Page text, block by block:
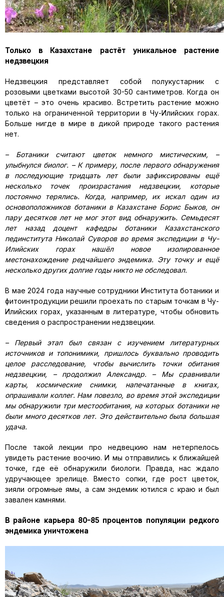
Только в Казахстане растёт уникальное растение
недзвецкия
Недзвецкия представляет собой полукустарник с
розовыми цветками высотой 30-50 сантиметров. Когда он
цветёт – это очень красиво. Встретить растение можно
только на ограниченной территории в Чу-Илийских горах.
Больше нигде в мире в дикой природе такого растения
нет.
– Ботаники считают цветок немного мистическим, –
улыбнулся биолог. – К примеру, после первого обнаружения
в последующие тридцать лет были зафиксированы ещё
несколько точек произрастания недзвецкии, которые
постоянно терялись. Когда, например, их искал один из
основоположников ботаники в Казахстане Борис Быков, он
пару десятков лет не мог этот вид обнаружить. Семьдесят
лет назад доцент кафедры ботаники Казахстанского
пединститута Николай Суворов во время экспедиции в Чу-
Илийских горах нашёл новое изолированное
местонахождение редчайшего эндемика. Эту точку и ещё
несколько других долгие годы никто не обследовал.
В мае 2024 года научные сотрудники Института ботаники и
фитоинтродукции решили проехать по старым точкам в Чу-
Илийских горах, указанным в литературе, чтобы обновить
сведения о распространении недзвецкии.
– Первый этап был связан с изучением литературных
источников и топонимики, пришлось буквально проводить
целое расследование, чтобы вычислить точки обитания
недзвецкии, – продолжил Александр. – Мы сравнивали
карты, космические снимки, напечатанные в книгах,
опрашивали коллег. Нам повезло, во время этой экспедиции
мы обнаружили три местообитания, на которых ботаники не
были много десятков лет. Это действительно была большая
удача.
После такой лекции про недвецкию нам нетерпелось
увидеть растение воочию. И мы отправились к ближайшей
точке, где её обнаружили биологи. Правда, нас ждало
удручающее зрелище. Вместо сопки, где рост цветок,
зияли огромные ямы, а сам эндемик ютился с краю и был
завален камнями.
В районе карьера 80-85 процентов популяции редкого
эндемика уничтожена